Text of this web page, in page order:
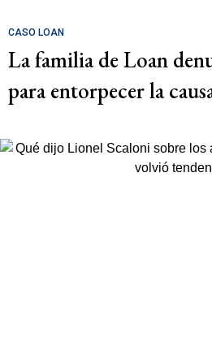
CASO LOAN
La familia de Loan
para entorpecer la